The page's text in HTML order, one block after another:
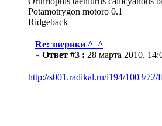
Potamotrygon motoro 0.1
Ridgeback
Re: зверики ^_^
« Ответ #3 : 28 марта 2010,
http://s001.radikal.ru/i194/1003/72/